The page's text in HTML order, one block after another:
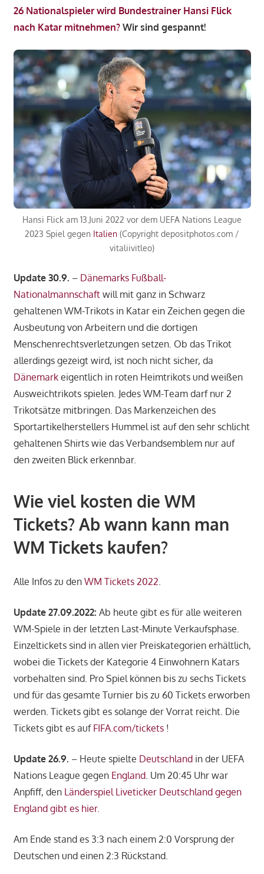
26 Nationalspieler wird Bundestrainer Hansi Flick
nach Katar mitnehmen?Wir sind gespannt!
Hansi Flick am 13.Juni 2022 vor dem UEFA Nations League
2023 Spiel gegen Italien (Copyright depositphotos.com /
vitaliivitleo)
Update 30.9. – Dänemarks Fußball-
Nationalmannschaftwill mit ganz in Schwarz
gehaltenen WM-Trikots in Katar ein Zeichen gegen die
Ausbeutung von Arbeitern und die dortigen
Menschenrechtsverletzungen setzen. Ob das Trikot
allerdings gezeigt wird, ist noch nicht sicher, da
Dänemarkeigentlich in roten Heimtrikots und weißen
Ausweichtrikots spielen. Jedes WM-Team darf nur 2
Trikotsätze mitbringen. Das Markenzeichen des
Sportartikelherstellers Hummel ist auf den sehr schlicht
gehaltenen Shirts wie das Verbandsemblem nur auf
den zweiten Blick erkennbar.
Wie viel kosten die WM
Tickets? Ab wann kann man
WM Tickets kaufen?
Alle Infos zu den WM Tickets 2022
Update 27.09.2022: Ab heute gibt es für alle weiteren
WM-Spiele in der letzten Last-Minute Verkaufsphase.
Einzeltickets sind in allen vier Preiskategorien erhältlich,
wobei die Tickets der Kategorie 4 Einwohnern Katars
vorbehalten sind. Pro Spiel können bis zu sechs Tickets
und für das gesamte Turnier bis zu 60 Tickets erworben
werden. Tickets gibt es solange der Vorrat reicht. Die
Tickets gibt es auf FIFA.com/tickets!
Update 26.9. – Heute spielte Deutschlandin der UEFA
Nations League gegen England. Um 20:45 Uhr war
Anpfiff, den Länderspiel Liveticker Deutschland gegen
England gibt es hier.
Am Ende stand es 3:3 nach einem 2:0 Vorsprung der
Deutschen und einen 2:3 Rückstand.